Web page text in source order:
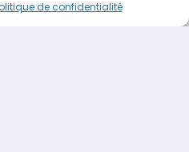
de confidentialité